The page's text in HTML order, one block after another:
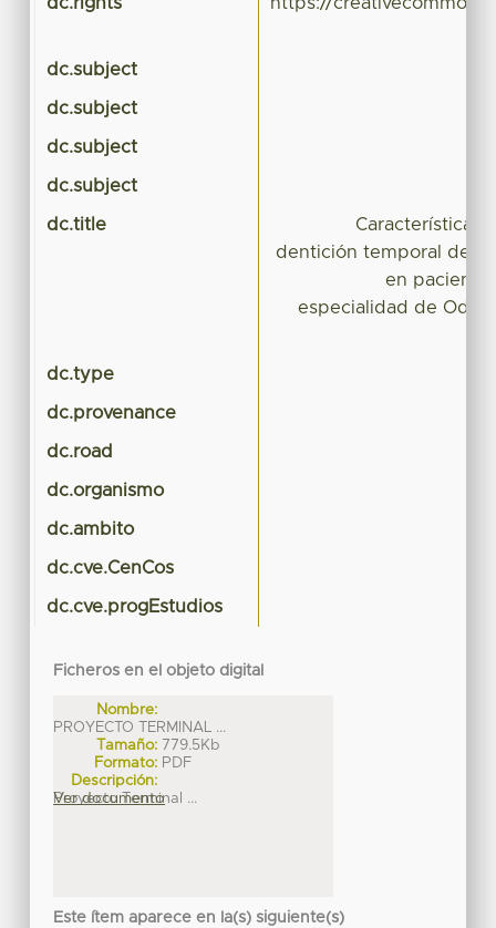
dc.subject
dc.subject
dc.subject
dc.subject
dc.title
Características
dentición temporal de
en
especialidad de
dc.type
dc.provenance
dc.road
dc.organismo
dc.ambito
dc.cve.CenCos
dc.cve.progEstudios
Ficheros en el objeto digital
Nombre:
PROYECTO TERMINAL ...
Tamaño: 779.5Kb
Formato: PDF
Descripción:
Proyecto Terminal ...
Ver documento
Este ítem aparece en la(s) siguiente(s)